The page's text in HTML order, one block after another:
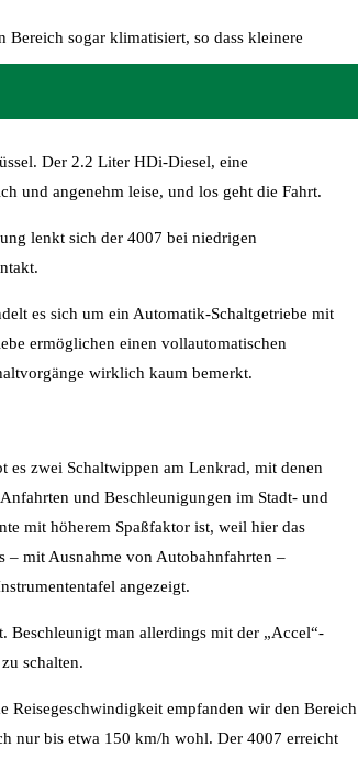
sogar klimatisiert, so dass kleinere
Der 2.2 Liter HDi-Diesel, eine
und angenehm leise, und los geht die Fahrt.
lenkt sich der 4007 bei niedrigen
es sich um ein Automatik-Schaltgetriebe mit
ermöglichen einen vollautomatischen
wirklich kaum bemerkt.
es zwei Schaltwippen am Lenkrad, mit denen
und Beschleunigungen im Stadt- und
mit höherem Spaßfaktor ist, weil hier das
– mit Ausnahme von Autobahnfahrten –
angezeigt.
Beschleunigt man allerdings mit der „Accel“-
schalten.
Reisegeschwindigkeit empfanden wir den Bereich
nur bis etwa 150 km/h wohl. Der 4007 erreicht